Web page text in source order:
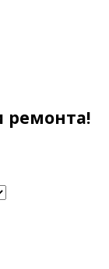
ремонта!